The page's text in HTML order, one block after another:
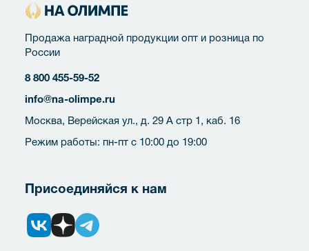
Продажа наградной продукции опт и розница по
России
8 800 455-59-52
info@na-olimpe.ru
Москва, Верейская ул., д. 29 А стр 1, каб. 16
Режим работы: пн-пт с 10:00 до 19:00
Присоединяйся к нам